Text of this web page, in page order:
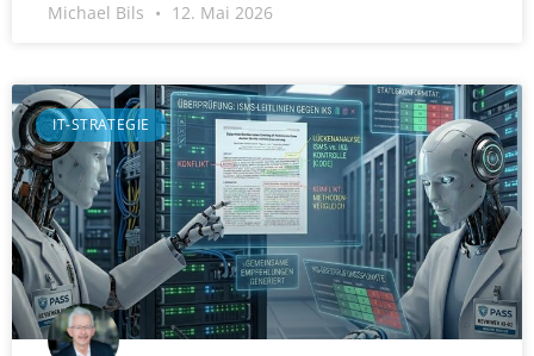
Michael Bils 12. Mai 2026
IT-STRATEGIE